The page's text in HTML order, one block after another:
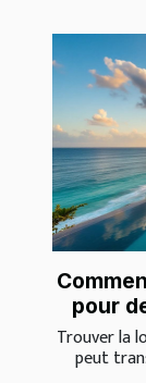
pour
Trouver la
peut